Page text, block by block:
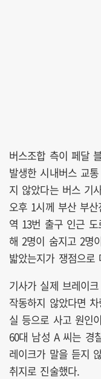
버스조합 측이 페달
발생한 시내버스 교
지 않았다는 버스 기
오후 1시께 부산 부
역 13번 출구 인근
해 2명이 숨지고 2명
밟았는지가 쟁점으로
기사가 실제 브레이
작동하지 않았다면
실 등으로 사고 원인
60대 남성 A 씨는 경
레이크가 말을 듣지
취지로 진술했다.